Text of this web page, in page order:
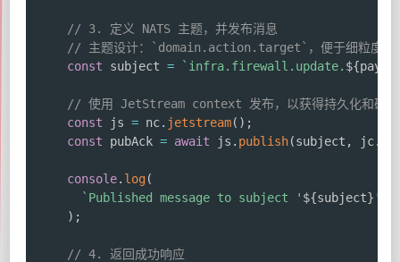
// 3. 定义 NATS 主题，并发布消息
// 主题设计：`domain.action.target`，便于细粒度订
const subject = ` infra.firewall.update. ${
// 使用 JetStream context 发布，以获得持久化和确认
const js = nc. jetstream( ) ;
const pubAck = await js . publish(subject , jc.
console. log(
` Published message to subject ' ${subject} '
) ;
// 4. 返回成功响应